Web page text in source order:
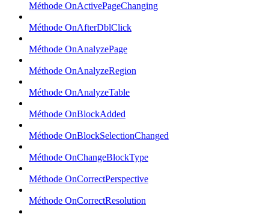
Méthode OnActivePageChanging
Méthode OnAfterDblClick
Méthode OnAnalyzePage
Méthode OnAnalyzeRegion
Méthode OnAnalyzeTable
Méthode OnBlockAdded
Méthode OnBlockSelectionChanged
Méthode OnChangeBlockType
Méthode OnCorrectPerspective
Méthode OnCorrectResolution